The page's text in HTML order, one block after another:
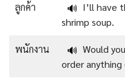
ลูกค้า 🔊 I’ll have
shrimp soup.
พนักงาน 🔊 Would
order anything